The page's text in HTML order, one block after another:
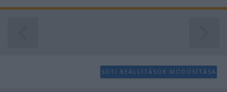
SÜTI BEÁLLÍTÁSOK MÓDOSÍTÁSA